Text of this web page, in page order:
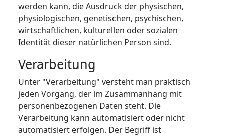
werden kann, die Ausdruck der physischen,
physiologischen, genetischen, psychischen,
wirtschaftlichen, kulturellen oder sozialen
Identität dieser natürlichen Person sind.
Verarbeitung
Unter "Verarbeitung" versteht man praktisch
jeden Vorgang, der im Zusammanhang mit
personenbezogenen Daten steht. Die
Verarbeitung kann automatisiert oder nicht
automatisiert erfolgen. Der Begriff ist